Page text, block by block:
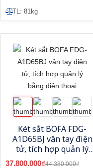
TL: 81kg
Két sắt BOFA FDG-
A1D65BJ vân tay điện
tử, tích hợp quản lý
bằng điện thoại
37.800.000₫44.380.000₫